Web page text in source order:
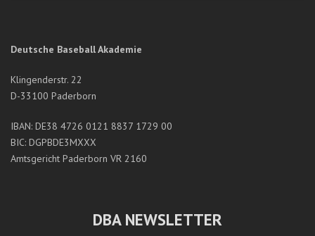
Deutsche Baseball Akademie
Klingenderstr. 22
D-33100 Paderborn
IBAN: DE38 4726 0121 8837 1729 00
BIC: DGPBDE3MXXX
Amtsgericht Paderborn VR 2160
DBA NEWSLETTER